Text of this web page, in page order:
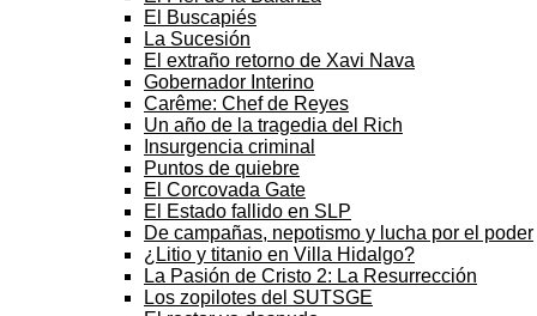
El Buscapiés
La Sucesión
El extraño retorno de Xavi Nava
Gobernador Interino
Carême: Chef de Reyes
Un año de la tragedia del Rich
Insurgencia criminal
Puntos de quiebre
El Corcovada Gate
El Estado fallido en SLP
De campañas, nepotismo y lucha por el poder
¿Litio y titanio en Villa Hidalgo?
La Pasión de Cristo 2: La Resurrección
Los zopilotes del SUTSGE